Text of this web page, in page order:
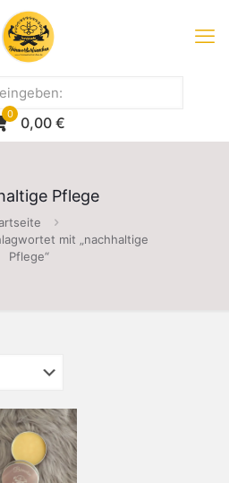
0 0,00 €
Pflege
mit „nachhaltige
Pflege“